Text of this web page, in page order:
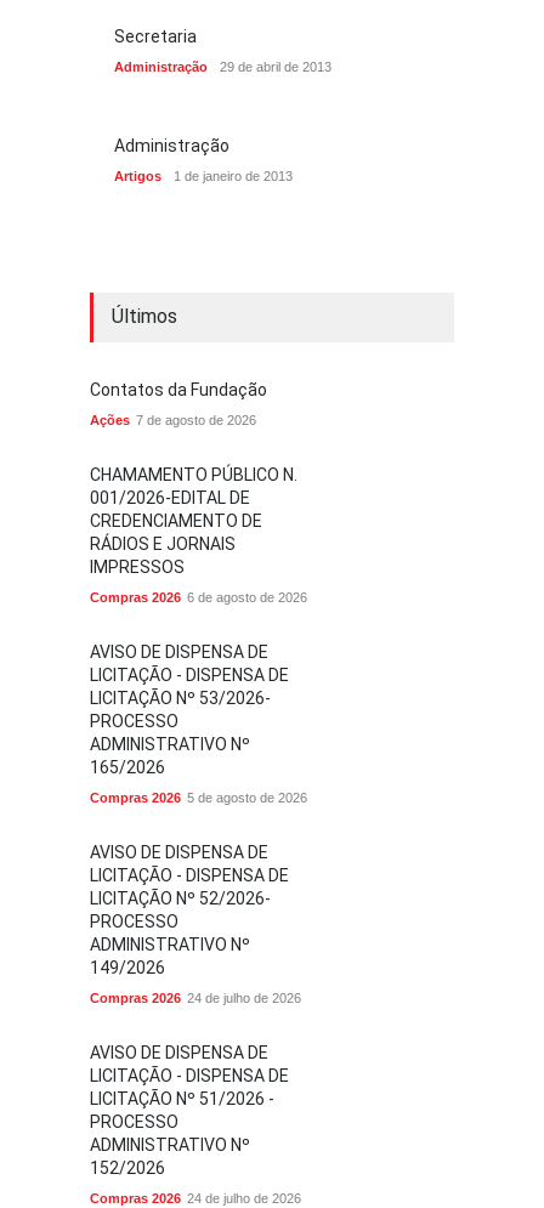
Secretaria
Administração 29 de abril de 2013
Administração
Artigos 1 de janeiro de 2013
Últimos
Contatos da Fundação
Ações 7 de agosto de 2026
CHAMAMENTO PÚBLICO N.
001/2026-EDITAL DE
CREDENCIAMENTO DE
RÁDIOS E JORNAIS
IMPRESSOS
Compras 2026 6 de agosto de 2026
AVISO DE DISPENSA DE
LICITAÇÃO - DISPENSA DE
LICITAÇÃO Nº 53/2026-
PROCESSO
ADMINISTRATIVO Nº
165/2026
Compras 2026 5 de agosto de 2026
AVISO DE DISPENSA DE
LICITAÇÃO - DISPENSA DE
LICITAÇÃO Nº 52/2026-
PROCESSO
ADMINISTRATIVO Nº
149/2026
Compras 2026 24 de julho de 2026
AVISO DE DISPENSA DE
LICITAÇÃO - DISPENSA DE
LICITAÇÃO Nº 51/2026 -
PROCESSO
ADMINISTRATIVO Nº
152/2026
Compras 2026 24 de julho de 2026